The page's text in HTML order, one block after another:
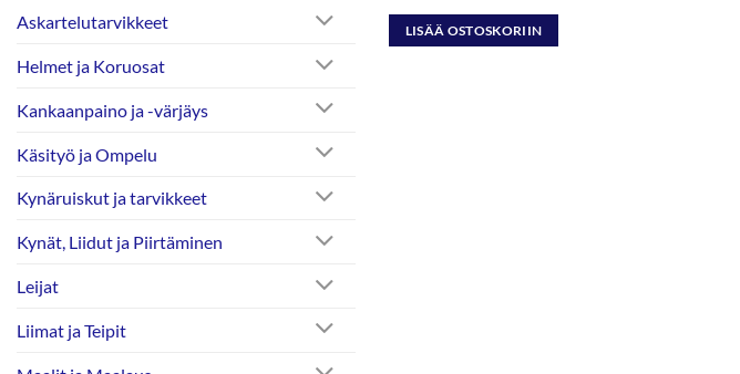
Askartelutarvikkeet
Helmet ja Koruosat
Kankaanpaino ja -värjäys
Käsityö ja Ompelu
Kynäruiskut ja tarvikkeet
Kynät, Liidut ja Piirtäminen
Leijat
Liimat ja Teipit
LISÄÄ OSTOSKORIIN